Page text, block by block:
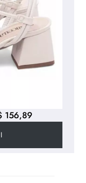
156,89